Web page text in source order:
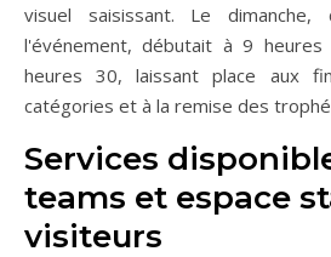
visuel saisissant. Le
l'événement, débutait à 9
heures 30, laissant place aux
catégories et à la remise des
Services
teams et espace
visiteurs